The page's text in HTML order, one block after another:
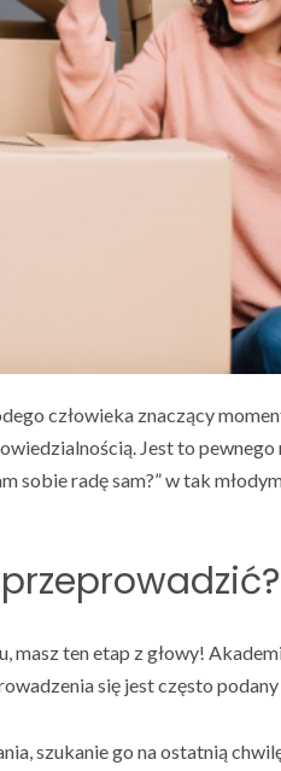
człowieka znaczący
Jest to
sobie radę sam?” w tak
masz ten etap z głowy!
się jest często
szukanie go na ostatnią